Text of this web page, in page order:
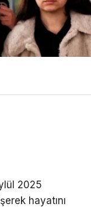
2025
hayatını